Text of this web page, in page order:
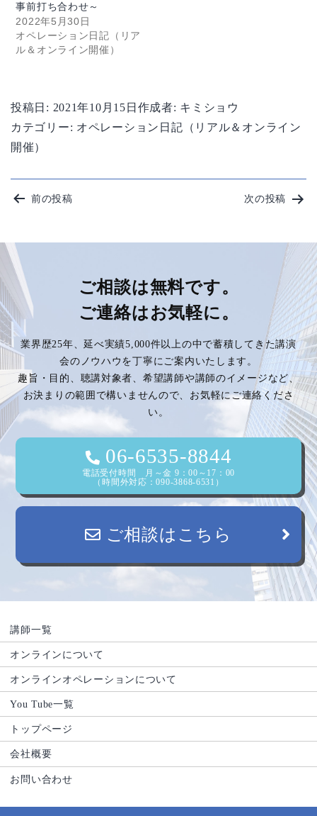
事前打ち合わせ～
2022年5月30日
オペレーション日記（リア
ル＆オンライン開催）
投稿日: 2021年10月15日 作成者: キミショウ
カテゴリー: オペレーション日記（リアル＆オンライン
開催）
投
ナ
ビ
ゲ
ー
シ
ョ
ン
前の投稿 次の投稿
ご相談は無料です。
ご連絡はお気軽に。
業界歴25年、延べ実績5,000件以上の中で蓄積してきた講演
会のノウハウを丁寧にご案内いたします。
趣旨・目的、聴講対象者、希望講師や講師のイメージなど、
お決まりの範囲で構いませんので、お気軽にご連絡くださ
い。
06-6535-8844
電話受付時間 月～金 9：00～17：00
（時間外対応：090-3868-6531）
ご相談はこちら
講師一覧
オンラインについて
オンラインオペレーションについて
You Tube一覧
トップページ
会社概要
お問い合わせ